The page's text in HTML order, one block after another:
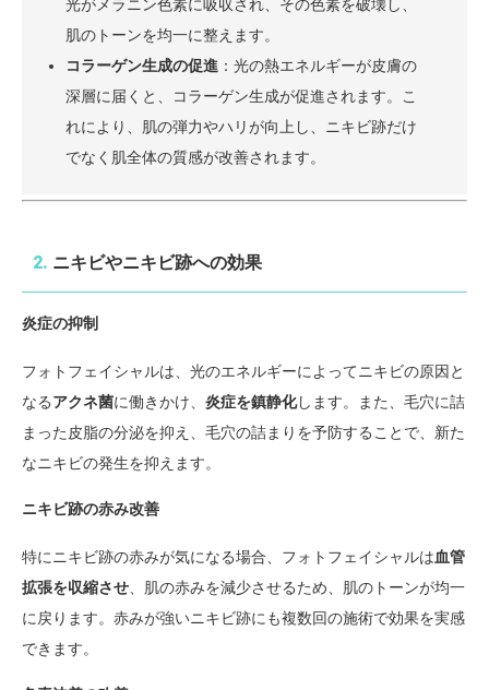
光がメラニン色素に吸収され、その色素を破壊し、
肌のトーンを均一に整えます。
コラーゲン生成の促進 ：光の熱エネルギーが皮膚の
深層に届くと、コラーゲン生成が促進されます。こ
れにより、肌の弾力やハリが向上し、ニキビ跡だけ
でなく肌全体の質感が改善されます。
2. ニキビやニキビ跡への効果
炎症の抑制
フォトフェイシャルは、光のエネルギーによってニキビの原因と
なるアクネ菌に働きかけ、 炎症を鎮静化します。また、毛穴に詰
まった皮脂の分泌を抑え、毛穴の詰まりを予防することで、新た
なニキビの発生を抑えます。
ニキビ跡の赤み改善
特にニキビ跡の赤みが気になる場合、フォトフェイシャルは血管
拡張を収縮させ 、肌の赤みを減少させるため、肌のトーンが均一
に戻ります。赤みが強いニキビ跡にも複数回の施術で効果を実感
できます。